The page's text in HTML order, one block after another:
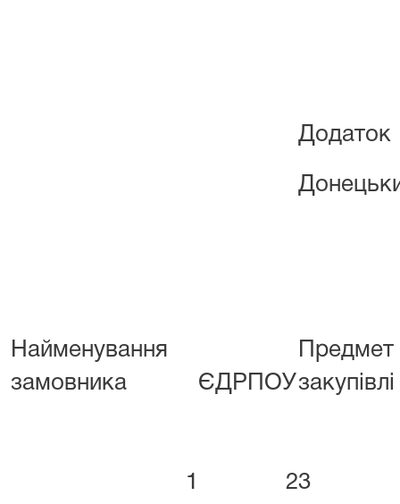
Додаток
Найменування
замовника
ЄДРПОУ
Предмет
закупівлі
1 23